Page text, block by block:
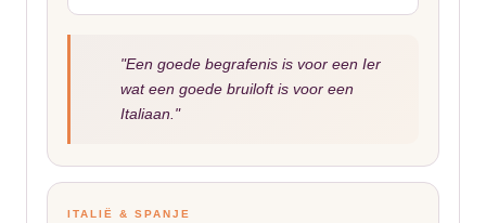
"Een goede begrafenis is voor een Ier
wat een goede bruiloft is voor een
Italiaan."
ITALIË & SPANJE